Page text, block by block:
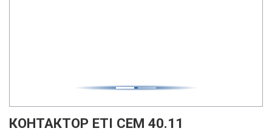
КОНТАКТОР ETI CEM 40.11